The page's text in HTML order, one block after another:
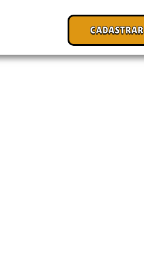
CADASTRAR